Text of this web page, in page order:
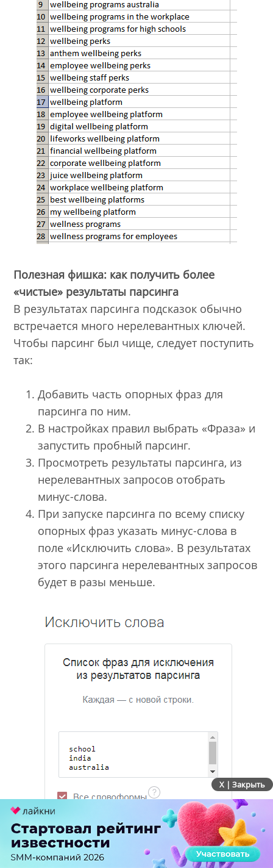
Полезная фишка: как получить более
«чистые» результаты парсинга
В результатах парсинга подсказок обычно
встречается много нерелевантных ключей.
Чтобы парсинг был чище, следует поступить
так:
Добавить часть опорных фраз для
парсинга по ним.
В настройках правил выбрать «Фраза» и
запустить пробный парсинг.
Просмотреть результаты парсинга, из
нерелевантных запросов отобрать
минус-слова.
При запуске парсинга по всему списку
опорных фраз указать минус-слова в
поле «Исключить слова». В результатах
этого парсинга нерелевантных запросов
будет в разы меньше.
Больше о возможностях и применении
X | Закрыть